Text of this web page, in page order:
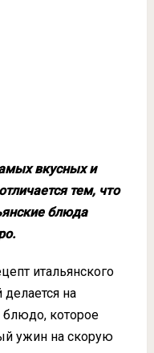
вкусных и
тем, что
блюда
итальянского
на
блюдо, которое
ужин на скорую